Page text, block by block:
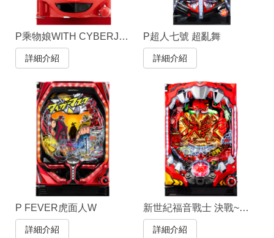
P乘物娘WITH CYBERJAPAN(R)DANCERS
詳細介紹
P超人七號 超亂舞
詳細介紹
P FEVER虎面人W
詳細介紹
新世紀福音戰士 決戰~真紅~
詳細介紹